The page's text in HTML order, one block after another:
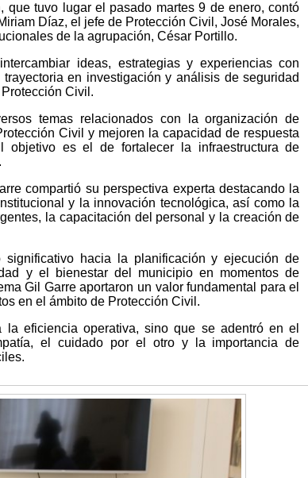
que tuvo lugar el pasado martes 9 de enero, contó
Díaz, el jefe de Protección Civil, José Morales,
de la agrupación, César Portillo.
ideas, estrategias y experiencias con
en investigación y análisis de seguridad
Civil.
temas relacionados con la organización de
Civil y mejoren la capacidad de respuesta
objetivo es el de fortalecer la infraestructura de
compartió su perspectiva experta destacando la
y la innovación tecnológica, así como la
la capacitación del personal y la creación de
significativo hacia la planificación y ejecución de
y el bienestar del municipio en momentos de
Gil Garre aportaron un valor fundamental para el
en el ámbito de Protección Civil.
eficiencia operativa, sino que se adentró en el
el cuidado por el otro y la importancia de